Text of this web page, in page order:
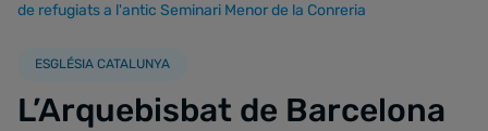
de refugiats a l'antic Seminari Menor de la Conreria
ESGLÉSIA CATALUNYA
L’Arquebisbat de Barcelona